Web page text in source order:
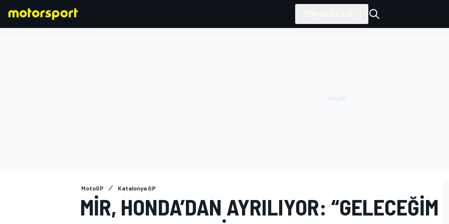
MotoGP Katalonya GP
MIR, HONDA’DAN AYRILIYOR: “GELECEĞIM